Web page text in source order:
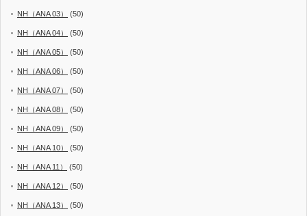
NH（ANA 03） (50)
NH（ANA 04） (50)
NH（ANA 05） (50)
NH（ANA 06） (50)
NH（ANA 07） (50)
NH（ANA 08） (50)
NH（ANA 09） (50)
NH（ANA 10） (50)
NH（ANA 11） (50)
NH（ANA 12） (50)
NH（ANA 13） (50)